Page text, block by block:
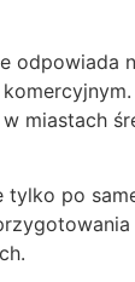
odpowiada
miastach
tylko po